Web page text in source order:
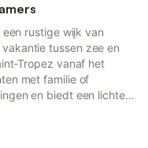
rustige wijk van
tussen zee en
Tropez vanaf het
met familie of
en biedt een lichte
Op de bovenverdieping